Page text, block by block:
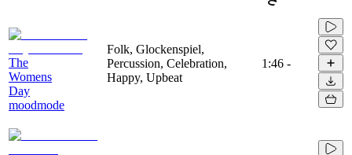
The
Womens
Day
moodmode
Folk, Glockenspiel,
Percussion, Celebration,
Happy, Upbeat
1:46 -